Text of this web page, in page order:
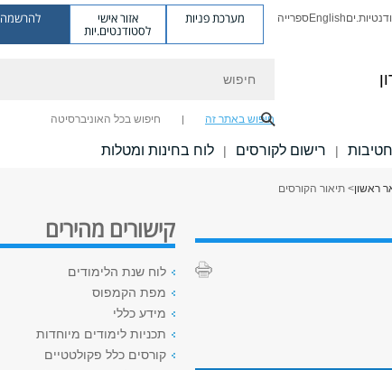
Englishספרייה מערכת פניות אזור אישי
לסטודנטים.יות
להרשמה
חיפוש באתר זה חיפוש בכל האוניברסיטה
חטיבות | רישום לקורסים | לוח בחינות ומטלות
ראשון> תיאור הקורסים
קישורים מהירים
לוח שנת הלימודים
מפת הקמפוס
מידע כללי
תכניות לימודים מיוחדות
קורסים כלל פקולטטיים